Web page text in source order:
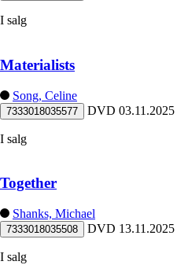
I salg
Materialists
Song, Celine
7333018035577 DVD 03.11.2025
I salg
Together
Shanks, Michael
7333018035508 DVD 13.11.2025
I salg